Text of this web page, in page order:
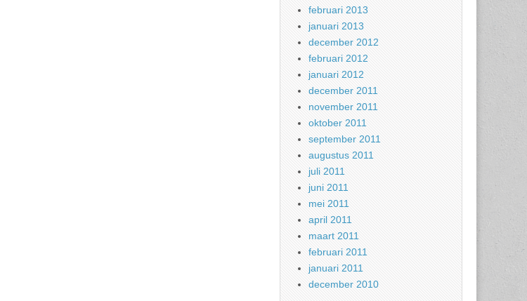
februari 2013
januari 2013
december 2012
februari 2012
januari 2012
december 2011
november 2011
oktober 2011
september 2011
augustus 2011
juli 2011
juni 2011
mei 2011
april 2011
maart 2011
februari 2011
januari 2011
december 2010